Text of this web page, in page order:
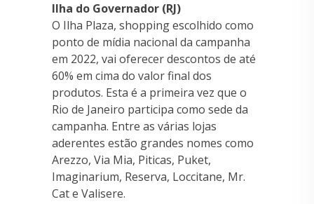
Ilha do Governador (RJ)
O Ilha Plaza, shopping escolhido como
ponto de mídia nacional da campanha
em 2022, vai oferecer descontos de até
60% em cima do valor final dos
produtos. Esta é a primeira vez que o
Rio de Janeiro participa como sede da
campanha. Entre as várias lojas
aderentes estão grandes nomes como
Arezzo, Via Mia, Piticas, Puket,
Imaginarium, Reserva, Loccitane, Mr.
Cat e Valisere.